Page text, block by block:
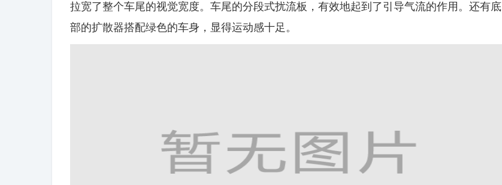
拉宽了整个车尾的视觉宽度。车尾的分段式扰流板，有效地起到了引导气流的作用。还有底
部的扩散器搭配绿色的车身，显得运动感十足。